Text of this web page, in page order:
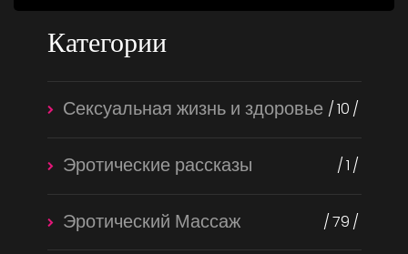
Категории
Сексуальная жизнь и здоровье 10
Эротические рассказы 1
Эротический Массаж 79